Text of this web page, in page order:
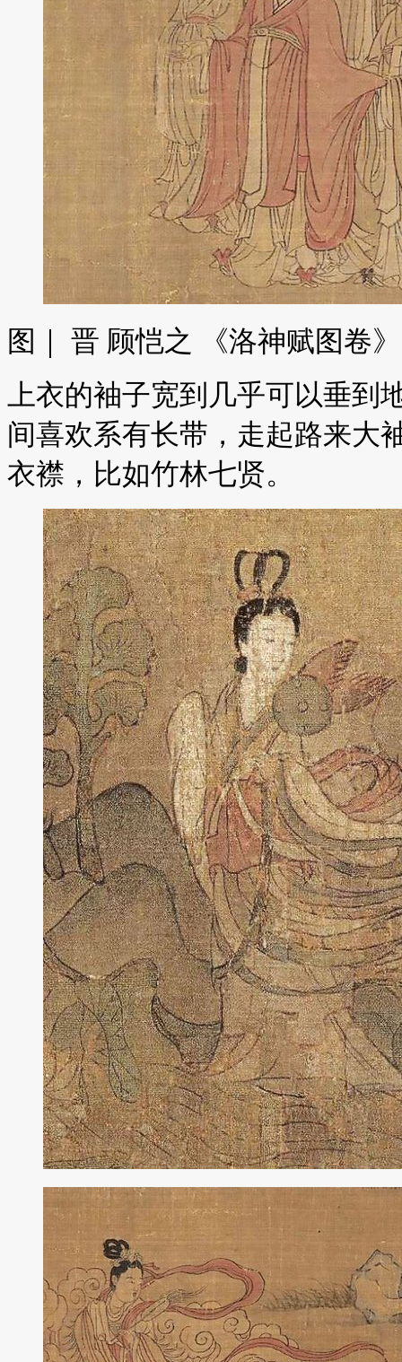
图｜ 晋 顾恺之 《洛神赋图卷
上衣的袖子宽到几乎可以垂
间喜欢系有长带，走起路来大
衣襟，比如竹林七贤。